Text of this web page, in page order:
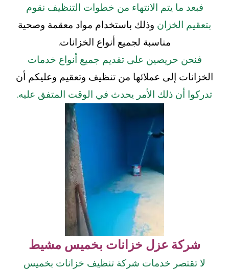
فبعد ما يتم الانتهاء من خطوات التنظيف نقوم
بتعقيم الخزان وذلك باستخدام مواد معقمة وصحية
مناسبة لجميع أنواع الخزانات.
فنحن حريصين على تقديم جميع أنواع خدمات
الخزانات إلى عملائها من تنظيف وتعقيم وعليكم أن
تدركوا أن ذلك الأمر يحدث في الوقت المتفق عليه.
شركة عزل خزانات بخميس مشيط
لا تقتصر خدمات شركة تنظيف خزانات بخميس